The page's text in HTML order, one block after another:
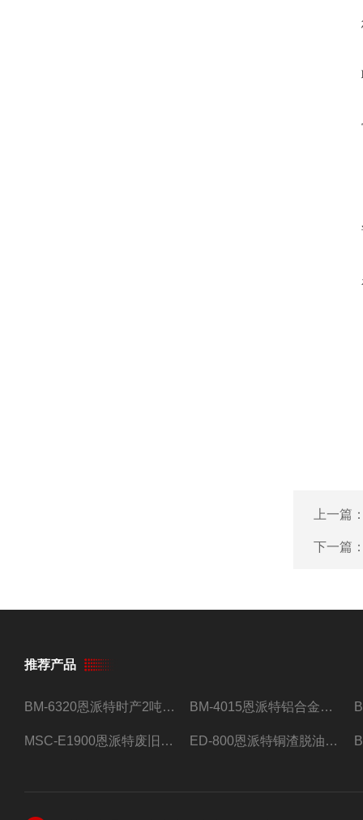
上一篇
下一篇
推荐产品
BM-6320恩派特时产2吨合金钢屑压饼机 BM-4015恩派特铝合金屑压饼机 脱油效果好
MSC-E1900恩派特废旧锂电池极片破碎处理设备 ED-800恩派特铜渣脱油机废铜屑铝屑甩油机